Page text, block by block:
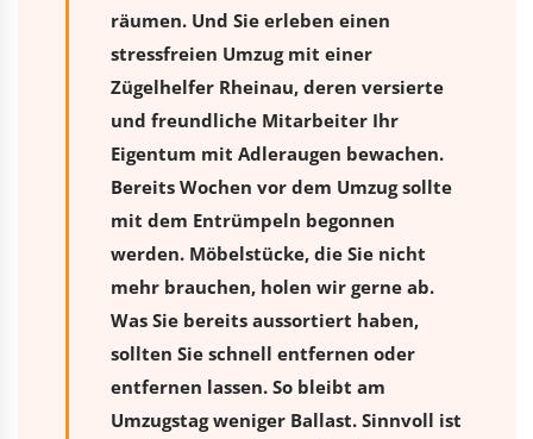
räumen. Und Sie erleben einen
stressfreien Umzugmit einer
Zügelhelfer Rheinau, deren versierte
und freundliche Mitarbeiter Ihr
Eigentum mit Adleraugen bewachen.
Bereits Wochen vor dem Umzug sollte
mit dem Entrümpeln begonnen
werden. Möbelstücke, die Sie nicht
mehr brauchen, holen wir gerne ab.
Was Sie bereits aussortiert haben,
sollten Sie schnell entfernen oder
entfernen lassen. So bleibt am
Umzugstag weniger Ballast. Sinnvoll ist